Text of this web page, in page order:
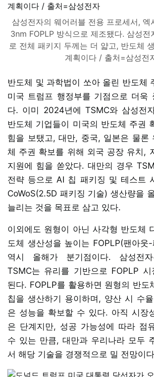
삼성전자의 웨어러블 전용 프로세서, 엑
3nm FOPLP 방식으로 제조됐다. 삼성전
로 전체 패키지 두께는 더 얇고, 반도체
계획이다 / 출처=삼성전
반도체 및 과학법이 쏘아 올린 반도체
미국 트럼프 행정부를 기점으로 더욱
다. 이미 2024년에 TSMC와 삼성전
반도체 기업들이 미국의 반도체 주권
힘을 보탰고, 대만, 중국, 일본은 물론
체 주권 확보를 위해 외국 공장 유치,
지원에 힘을 쏟았다. 대만의 경우
전략 등으로 AI 칩 패키징 및 테스트
CoWoS(2.5D 패키징 기술) 생산량을
늘리는 것을 목표로 삼고 있다.
이외에도 원형이 아닌 사각형 반도체
도체 생산성을 높이는 FOPLP(팬아웃
역시 올해가 분기점이다. 삼성전
TSMC는 유리를 기반으로 FOPLP 시
된다. FOPLP를 활용하면 원형의 반도
칩을 생산하기 용이하며, 양산 시 수
은 성능을 확보할 수 있다. 아직 시장
은 단계지만, 성공 가능성에 따라 점
수 있는 만큼, 대만과 우리나라 모두
서 해당 기술을 경쟁적으로 밀 전망이